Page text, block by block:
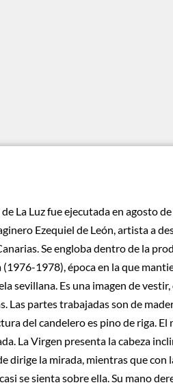
La Luz fue ejecutada en agosto de
Ezequiel de León, artista a
Se engloba dentro de la
1978), época en la que
sevillana. Es una imagen de vestir,
Las partes trabajadas son de
del candelero es pino de riga. El
La Virgen presenta la cabeza
dirige la mirada, mientras que con
se sienta sobre ella. Su mano